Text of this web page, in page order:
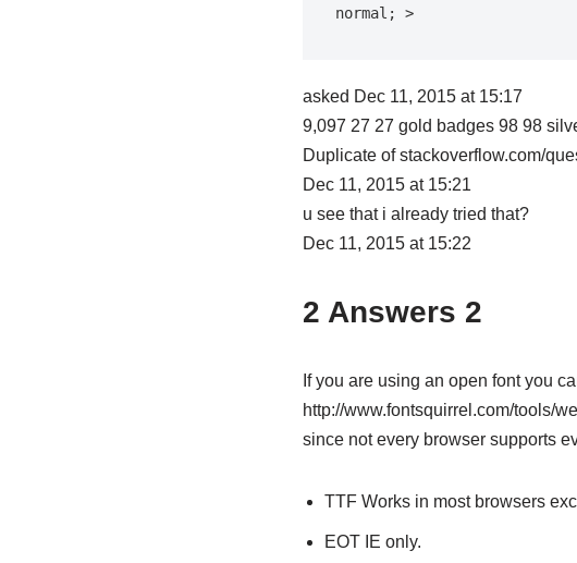
normal; >
asked Dec 11, 2015 at 15:17
9,097 27 27 gold badges 98 98
Duplicate of stackoverflow.com/
Dec 11, 2015 at 15:21
u see that i already tried that?
Dec 11, 2015 at 15:22
2 Answers 2
If you are using an open font you
http://www.fontsquirrel.com/tools/
since not every browser supports
TTF Works in most browsers
EOT IE only.